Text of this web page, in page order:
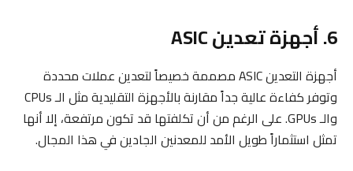
6. أجهزة تعدين ASIC
أجهزة التعدين ASIC مصممة خصيصاً لتعدين عملات محددة
وتوفر كفاءة عالية جداً مقارنة بالأجهزة التقليدية مثل الـ CPUs
والـ GPUs. على الرغم من أن تكلفتها قد تكون مرتفعة، إلا أنها
تمثل استثماراً طويل الأمد للمعدنين الجادين في هذا المجال.